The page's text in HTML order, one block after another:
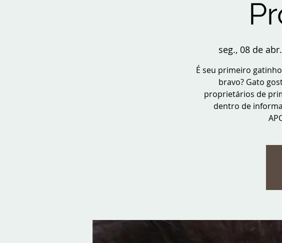
seg., 08 de abr.
É seu primeiro
bravo? Gato
proprietários de
dentro de